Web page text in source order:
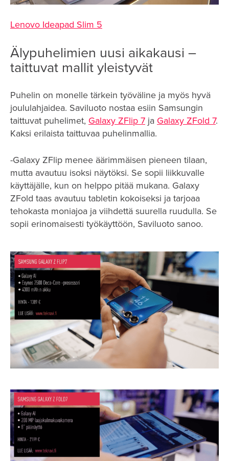
Lenovo Ideapad Slim 5
Älypuhelimien uusi aikakausi –
taittuvat mallit yleistyvät
Puhelin on monelle tärkein työväline ja myös hyvä
joululahjaidea. Saviluoto nostaa esiin Samsungin
taittuvat puhelimet, Galaxy ZFlip 7 ja Galaxy ZFold 7.
Kaksi erilaista taittuvaa puhelinmallia.
-Galaxy ZFlip menee äärimmäisen pieneen tilaan,
mutta avautuu isoksi näytöksi. Se sopii liikkuvalle
käyttäjälle, kun on helppo pitää mukana. Galaxy
ZFold taas avautuu tabletin kokoiseksi ja tarjoaa
tehokasta moniajoa ja viihdettä suurella ruudulla. Se
sopii erinomaisesti työkäyttöön, Saviluoto sanoo.